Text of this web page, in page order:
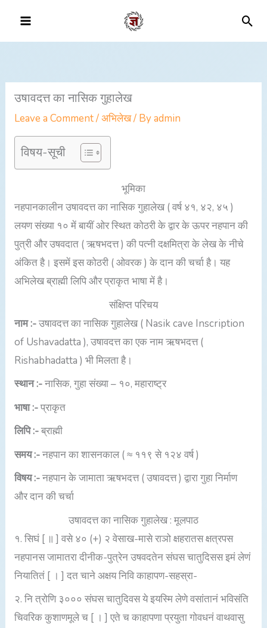
content
उषावदत्त का नासिक गुहालेख
Leave a Comment/अभिलेख/ Byadmin
विषय-सूची
भूमिका
नहपानकालीन उषावदत्त का नासिक गुहालेख ( वर्ष ४१, ४२, ४५ )
लयण संख्या १० में बायीं ओर स्थित कोठरी के द्वार के ऊपर नहपान की
पुत्री और उषवदात ( ऋषभदत्त ) की पत्नी दक्षमित्रा के लेख के नीचे
अंकित है। इसमें इस कोठरी ( ओवरक ) के दान की चर्चा है। यह
अभिलेख ब्राह्मी लिपि और प्राकृत भाषा में है।
संक्षिप्त परिचय
नाम :-उषावदत्त का नासिक गुहालेख ( Nasik cave Inscription
of Ushavadatta ), उषावदत्त का एक नाम ऋषभदत्त (
Rishabhadatta ) भी मिलता है।
स्थान :-नासिक, गुहा संख्या – १०, महाराष्ट्र
भाषा :-प्राकृत
लिपि :-ब्राह्मी
समय :-नहपान का शासनकाल ( ≈ ११९ से १२४ वर्ष )
विषय :-नहपान के जामाता ऋषभदत्त ( उषावदत्त ) द्वारा गुहा निर्माण
और दान की चर्चा
उषावदत्त का नासिक गुहालेख : मूलपाठ
१. सिघं [ ॥ ] वसे ४० (+) २ वेसाख-मासे राञो क्षहरातस क्षत्रपस
नहपानस जामातरा दीनीक-पुत्रेन उषवदतेन संघस चातुदिसस इमं लेणं
नियातितं [ । ] दत चाने अक्षय निवि काहापण-सहस्रा-
२. नि त्रोणि ३००० संघस चातुदिवस ये इयस्मि लेणे वसांतानं भविसंति
चिवरिक कुशाणमूले च [ । ] एते च काहापणा प्रयुता गोवधनं वाथवासु